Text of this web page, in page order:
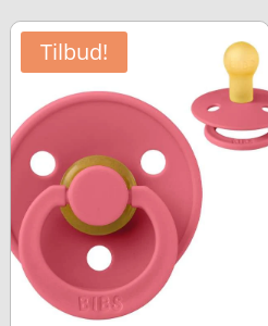
Tilbud!